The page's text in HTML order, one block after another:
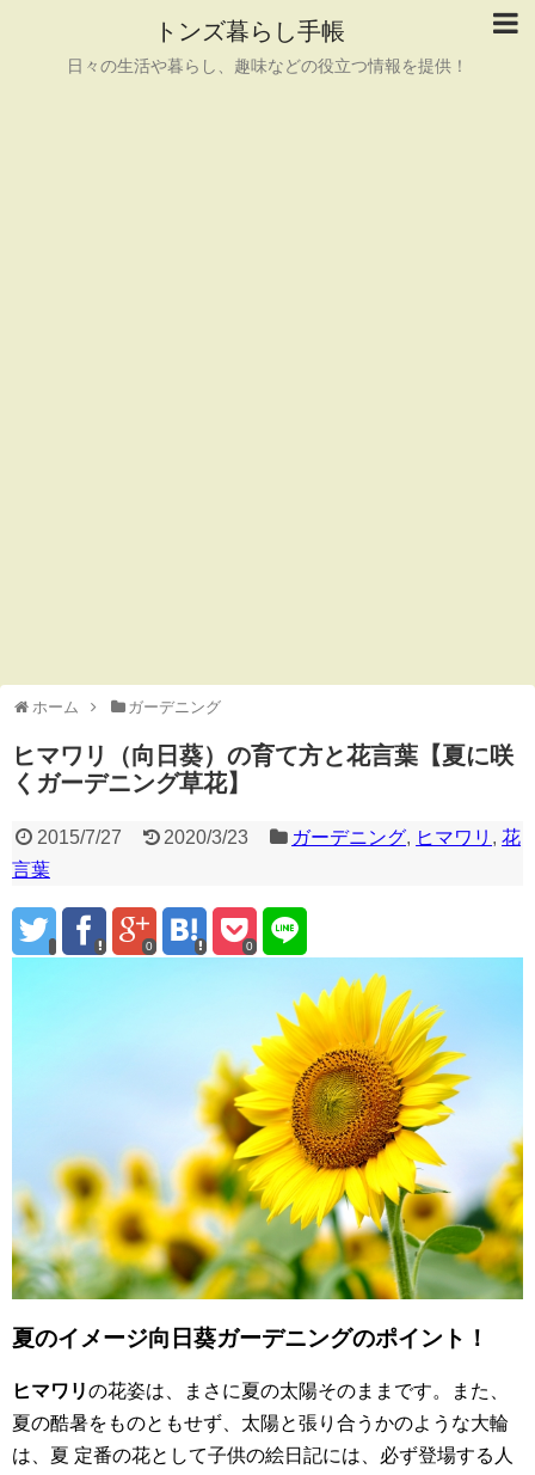
トンズ暮らし手帳
日々の生活や暮らし、趣味などの役立つ情報を提供！
ホーム ガーデニング
ヒマワリ（向日葵）の育て方と花言葉【夏に咲
くガーデニング草花】
2015/7/27 2020/3/23 ガーデニング, ヒマワリ ,花
言葉
0 0
夏のイメージ向日葵ガーデニングのポイント！
ヒマワリの花姿は、まさに夏の太陽そのままです。また、
夏の酷暑をものともせず、太陽と張り合うかのような大輪
は、夏 定番の花として子供の絵日記には、必ず登場する人